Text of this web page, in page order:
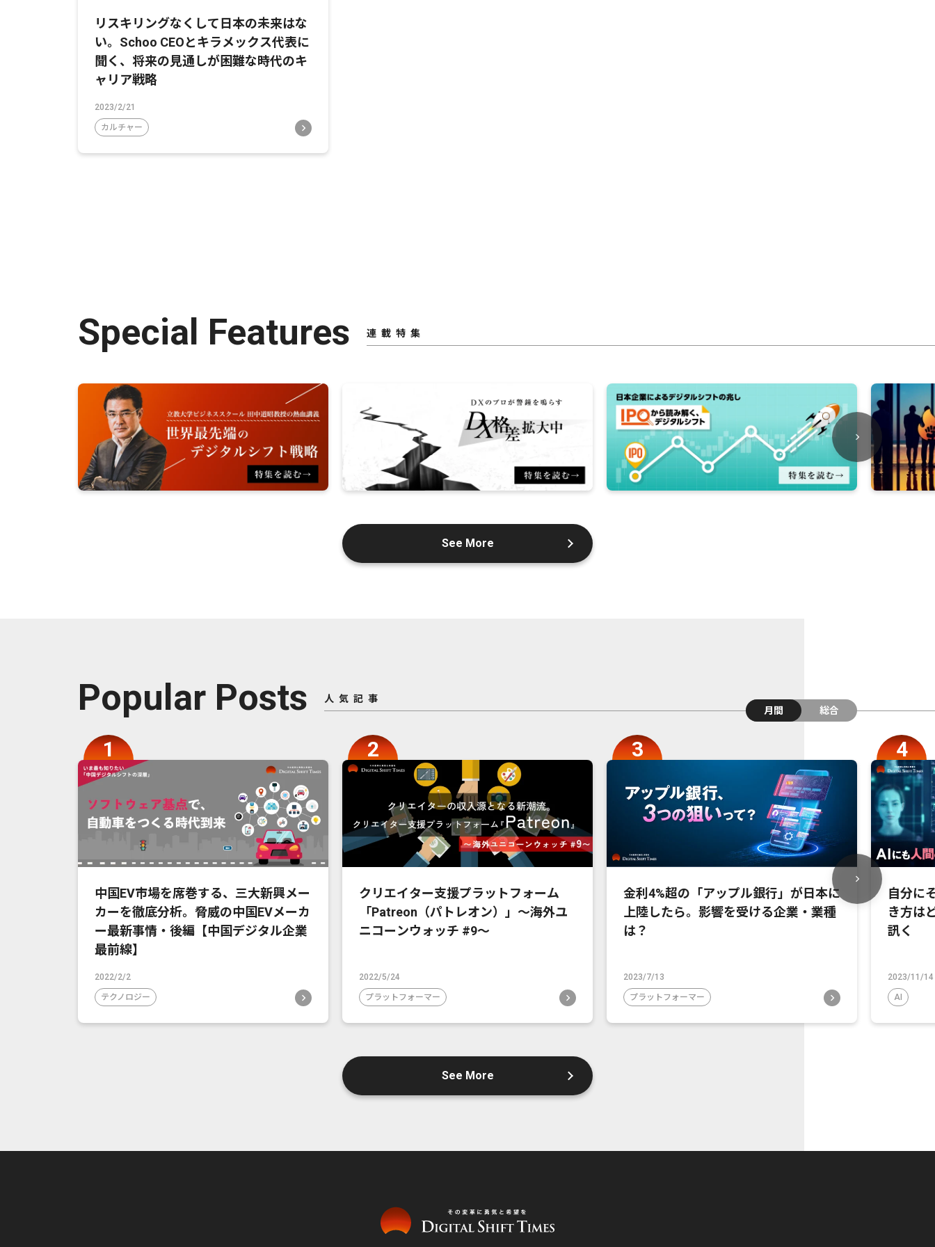
リスキリングなくして日本の未来はな
い。Schoo CEOとキラメックス代表に
聞く、将来の見通しが困難な時代のキ
ャリア戦略
2023/2/21
カルチャー
Special Features 連載特集
See More
Popular Posts
人気記事
月間
総合
中国EV市場を席巻する、三大新興メー
カーを徹底分析。脅威の中国EVメーカ
ー最新事情・後編【中国デジタル企業
最前線】
2022/2/2
テクノロジー
クリエイター支援プラットフォーム
「Patreon（パトレオン）」〜海外ユ
ニコーンウォッチ #9〜
2022/5/24
プラットフォーマー
金利4%超の「アップル銀行」が日本に
上陸したら。影響を受ける企業・業種
は？
2023/7/13
プラットフォーマー
自分に
き方は
訊く
2023/11/14
AI
See More